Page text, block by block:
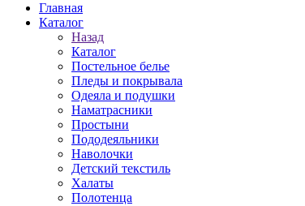
Главная
Каталог
Назад
Каталог
Постельное белье
Пледы и покрывала
Одеяла и подушки
Наматрасники
Простыни
Пододеяльники
Наволочки
Детский текстиль
Халаты
Полотенца